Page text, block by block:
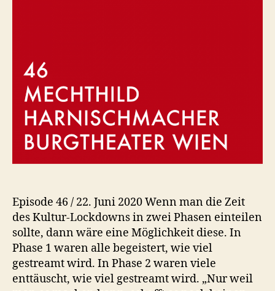
Episode 46 / 22. Juni 2020 Wenn man die Zeit
des Kultur-Lockdowns in zwei Phasen einteilen
sollte, dann wäre eine Möglichkeit diese. In
Phase 1 waren alle begeistert, wie viel
gestreamt wird. In Phase 2 waren viele
enttäuscht, wie viel gestreamt wird. „Nur weil